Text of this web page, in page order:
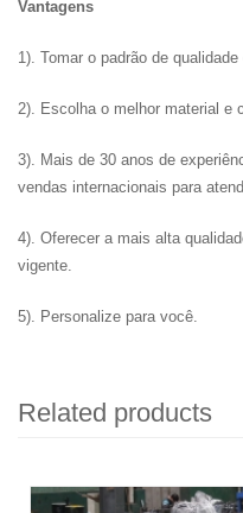
Vantagens
1). Tomar o padrão de qualidade
2). Escolha o melhor material e
3). Mais de 30 anos de
vendas internacionais para
4). Oferecer a mais alta
vigente.
5). Personalize para você.
Related products